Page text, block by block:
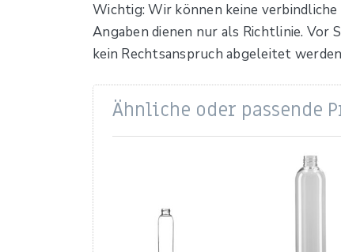
Wichtig: Wir können keine
Angaben dienen nur als Richtlinie.
kein Rechtsanspruch abgeleitet
Ähnliche oder passende